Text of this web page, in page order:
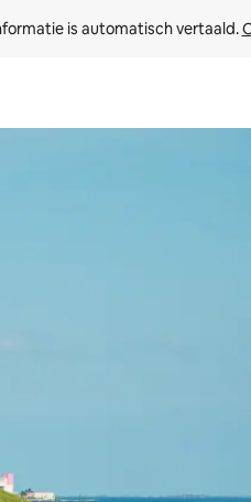
is automatisch vertaald.
de pijltjestoetsen omhoog en